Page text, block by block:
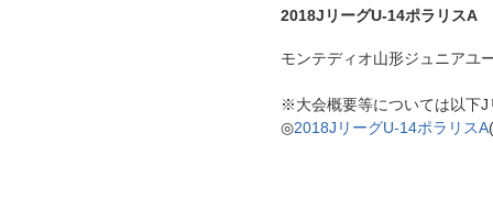
2018JリーグU-14ポラリスA
モンテディオ山形ジュニアユ
※大会概要等については以下
◎2018JリーグU-14ポラリスA